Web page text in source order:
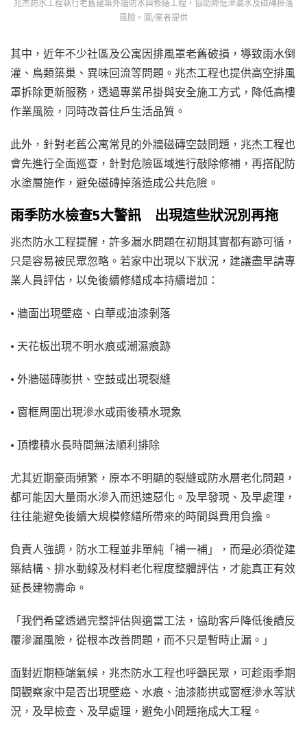
兆杰防水工程執行老舊建築外牆防水與修繕工程，協助降低滲漏水及磁磚掉落
風險。圖/業者提供
其中，近年不少社區及公寓因排風罩老舊破損，導致雨水倒
灌、鳥類築巢、異味回流等問題。兆杰工程也提供高空排風
罩拆除更新服務，透過專業吊掛與安全施工方式，降低高樓
作業風險，同時改善住戶生活品質。
此外，針對老舊公寓常見的外牆磁磚空鼓問題，兆杰工程也
會先進行全面巡查，針對危險區域進行敲除修補，再搭配防
水塗層施作，避免磁磚掉落造成公共危險。
雨季防水檢查5大警訊 出現這些狀況別再拖
兆杰防水工程提醒，許多漏水問題在初期其實都有跡可循，
只是容易被民眾忽略。若家中出現以下狀況，建議盡早請專
業人員評估，以免後續修繕成本持續增加：
• 牆面出現壁癌、白華或油漆剝落
• 天花板出現不明水痕或潮濕痕跡
• 外牆磁磚膨拱、空鼓或出現裂縫
• 窗框周圍出現滲水或雨後積水現象
• 頂樓積水長時間無法順利排除
尤其近期豪雨頻繁，原本不明顯的裂縫或防水層老化問題，
都可能因大量雨水滲入而迅速惡化。及早發現、及早處理，
往往能避免後續大規模修繕所帶來的時間與費用負擔。
負責人強調，防水工程並非單純「補一補」，而是必須從建
築結構、排水動線及材料老化程度整體評估，才能真正有效
延長建物壽命。
「我們希望透過完整評估與適當工法，協助客戶降低後續反
覆滲漏風險，從根本改善問題，而不只是暫時止漏。」
面對近期極端氣候，兆杰防水工程也呼籲民眾，可趁雨季期
間觀察家中是否出現壁癌、水痕、油漆膨拱或窗框滲水等狀
況，及早檢查、及早處理，避免小問題拖成大工程。